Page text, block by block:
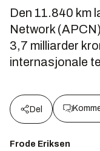
Den 11.840 km
Network
3,7 milliarder
internasjonale
Del
Frode Eriksen